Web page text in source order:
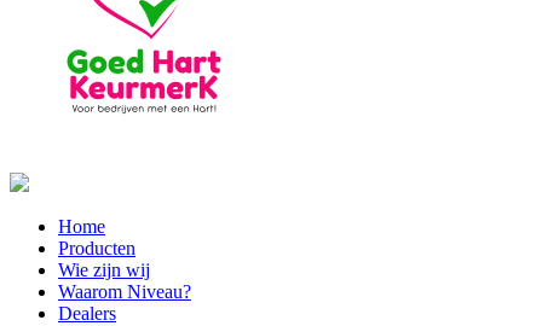
Home
Producten
Wie zijn wij
Waarom Niveau?
Dealers